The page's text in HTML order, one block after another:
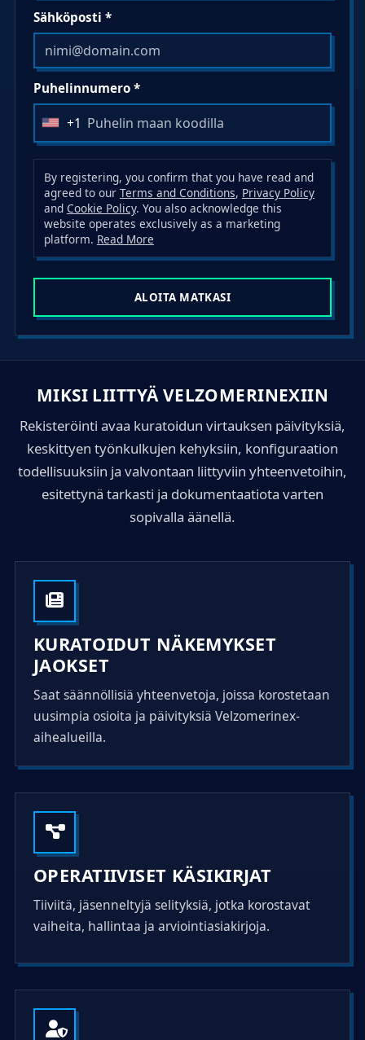
Sähköposti *
Puhelinnumero *
U
n
i
t
e
d
S
t
t
e
s
1
+1
By registering, you confirm that you have read and
agreed to our Terms and Conditions, Privacy Policy
and Cookie Policy. You also acknowledge this
website operates exclusively as a marketing
platform. Read More
ALOITA MATKASI
MIKSI LIITTYÄ VELZOMERINEXIIN
Rekisteröinti avaa kuratoidun virtauksen päivityksiä,
keskittyen työnkulkujen kehyksiin, konfiguraation
todellisuuksiin ja valvontaan liittyviin yhteenvetoihin,
esitettynä tarkasti ja dokumentaatiota varten
sopivalla äänellä.
KURATOIDUT NÄKEMYKSET
JAOKSET
Saat säännöllisiä yhteenvetoja, joissa korostetaan
uusimpia osioita ja päivityksiä Velzomerinex-
aihealueilla.
OPERATIIVISET KÄSIKIRJAT
Tiiviitä, jäsenneltyjä selityksiä, jotka korostavat
vaiheita, hallintaa ja arviointiasiakirjoja.